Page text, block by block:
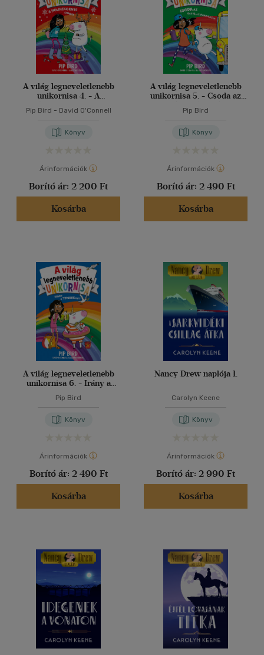
A világ legneveletlenebb
unikornisa 4. - A
Pip Bird - David O'Connell
Könyv
Árinformációk
Borító ár: 2 200 Ft
Kosárba
A világ legneveletlenebb
unikornisa 5. - Csoda az
Pip Bird
Könyv
Árinformációk
Borító ár: 2 490 Ft
Kosárba
A világ legneveletlenebb
unikornisa 6. - Irány a
Pip Bird
Könyv
Árinformációk
Borító ár: 2 490 Ft
Kosárba
Nancy Drew naplója 1.
Carolyn Keene
Könyv
Árinformációk
Borító ár: 2 990 Ft
Kosárba